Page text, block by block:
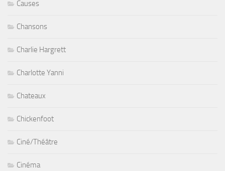
Causes
Chansons
Charlie Hargrett
Charlotte Yanni
Chateaux
Chickenfoot
Ciné/Théâtre
Cinéma